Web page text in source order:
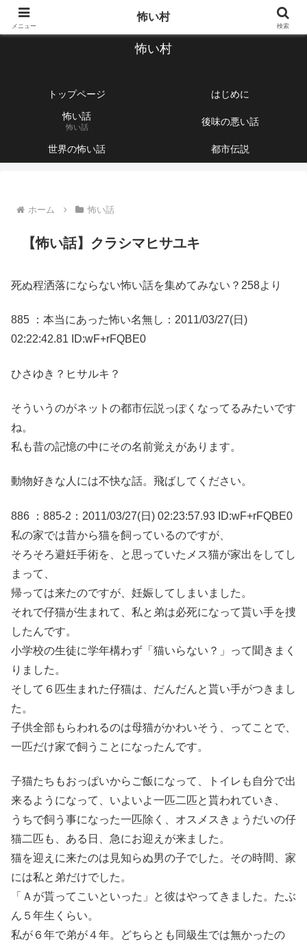
【1760話以上】怖い話と不思議な話を集めて紹介するサイト
怖い村
トップページ
はじめに
怖い話
怖い話 後味の悪い話
世界の怖い話 都市伝説
ホーム 怖い話
【怖い話】クラシマヒサユキ
死ぬ程洒落にならない怖い話を集めてみない？258より
885 ：本当にあった怖い名無し：2011/03/27(日)
02:22:42.81 ID:wF+rFQBE0
ひさゆき？ヒサルキ？
そういうのがネットの都市伝説っぽくなってるみたいです
ね。
私も昔の記憶の中にその名前覚えがあります。
動物好きな人には不快な話。飛ばしてください。
886 ：885-2：2011/03/27(日) 02:23:57.93 ID:wF+rFQBE0
私の家では昔から猫を飼っているのですが、
そろそろ避妊手術を、と思っていたメス猫が家出をしてし
まって、
帰っては来たのですが、妊娠してしまいました。
それで仔猫が生まれて、私と弟は必死になって貰い手を捜
したんです。
小学校の生徒に学年構わず「猫いらない？」って聞きまく
りました。
そして６匹生まれた仔猫は、だんだんと貰い手がつきまし
た。
子供全部もらわれるのは母猫がかわいそう、ってことで、
一匹だけ家で飼うことになったんです。
子猫たちもおっぱいからご飯になって、トイレも自分で出
来るようになって、いよいよ一匹二匹と貰われていき、
うちで飼う事になった一匹除く、オスメスきょうだいの仔
猫二匹も、ある日、急にお迎えが来ました。
猫を迎えに来たのは見知らぬ男の子でした。その時間、家
には私と弟だけでした。
「Ａが貰ってこいといった」と彼はやってきました。たぶ
ん５年生くらい。
私が６年で弟が４年。どちらとも同級生では無かったの
メニュー
怖い村
検索